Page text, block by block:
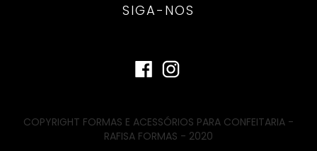
SIGA-NOS
COPYRIGHT FORMAS E ACESSÓRIOS PARA CONFEITARIA -
RAFISA FORMAS - 2020